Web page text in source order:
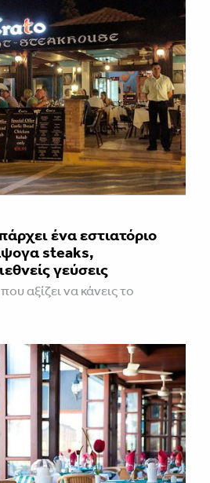
ένα εστιατόριο
steaks,
γεύσεις
αξίζει να κάνεις το